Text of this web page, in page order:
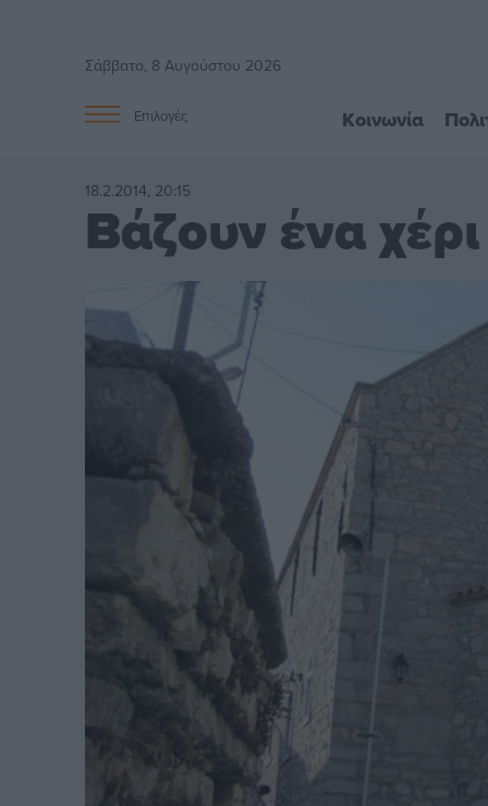
Σάββατο, 8 Αυγούστου 2026
Επιλογές Κοινωνία
18.2.2014, 20:15
Βάζουν ένα